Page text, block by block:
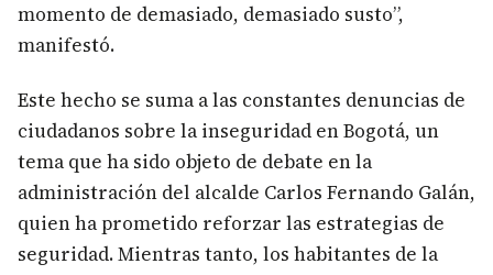
momento de demasiado, demasiado susto”,
manifestó.
Este hecho se suma a las constantes denuncias de
ciudadanos sobre la inseguridad en Bogotá, un
tema que ha sido objeto de debate en la
administración del alcalde Carlos Fernando Galán,
quien ha prometido reforzar las estrategias de
seguridad. Mientras tanto, los habitantes de la